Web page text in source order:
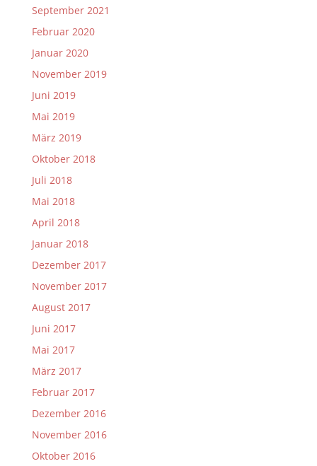
September 2021
Februar 2020
Januar 2020
November 2019
Juni 2019
Mai 2019
März 2019
Oktober 2018
Juli 2018
Mai 2018
April 2018
Januar 2018
Dezember 2017
November 2017
August 2017
Juni 2017
Mai 2017
März 2017
Februar 2017
Dezember 2016
November 2016
Oktober 2016